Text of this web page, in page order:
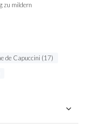
zu mildern
de Capuccini (17)